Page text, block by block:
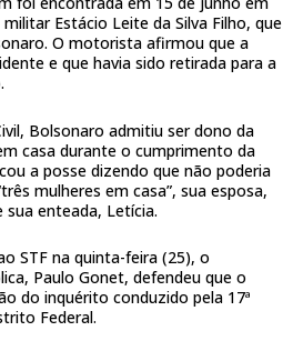
Estácio Leite da Silva Filho, que
O motorista afirmou que a
e que havia sido retirada para a
Bolsonaro admitiu ser dono da
casa durante o cumprimento da
a posse dizendo que não poderia
mulheres em casa”, sua esposa,
sua enteada, Letícia.
STF na quinta-feira (25), o
Paulo Gonet, defendeu que o
do inquérito conduzido pela 17ª
Federal.